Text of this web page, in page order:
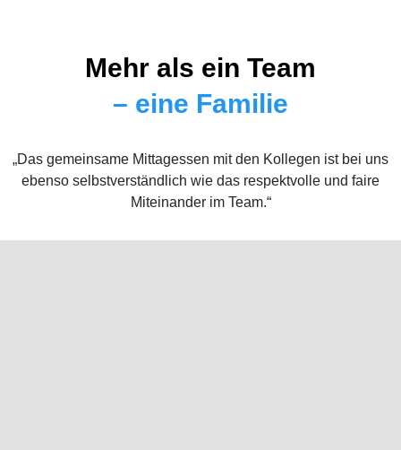
Mehr als ein Team
– eine Familie
„Das gemeinsame Mittagessen mit den Kollegen ist bei uns
ebenso selbstverständlich wie das respektvolle und faire
Miteinander im Team.“